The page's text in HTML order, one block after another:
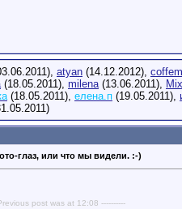
atyan (14.12.2012),
(18.05.2011), milena(13.06.2011),
(18.05.2011), елена.п (19.05.2011),
глаз, или что мы видели. :-)
post was at 12:08 ----------